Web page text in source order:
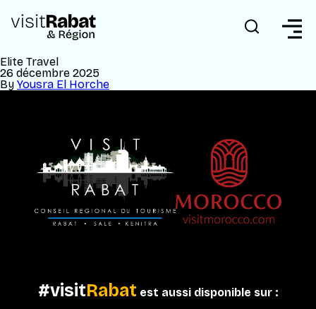
Elite Travel
26 décembre 2025
By Yousra El Horche
#visitRabat est aussi disponible sur :